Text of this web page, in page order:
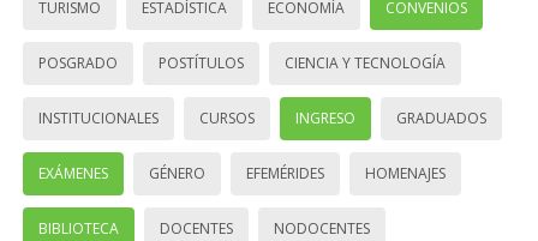
TURISMO ESTADÍSTICA ECONOMÍA CONVENIOS
POSGRADO POSTÍTULOS CIENCIA Y TECNOLOGÍA
INSTITUCIONALES CURSOS INGRESO GRADUADOS
EXÁMENES GÉNERO EFEMÉRIDES HOMENAJES
BIBLIOTECA DOCENTES NODOCENTES